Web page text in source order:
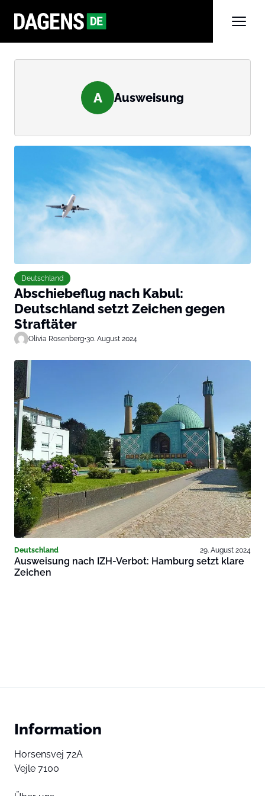
A Ausweisung
Deutschland
Abschiebeflug nach Kabul:
Deutschland setzt Zeichen gegen
Straftäter
Olivia Rosenberg•30. August 2024
Deutschland 29. August 2024
Ausweisung nach IZH-Verbot: Hamburg setzt klare
Zeichen
Information
Horsensvej 72A
Vejle 7100